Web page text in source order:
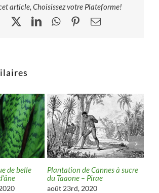
article, Choisissez votre Plateforme!
FacebookLinkedInWhatsApp
Pinterest
Email
de belle
Plantation de Cannes à sucre
du Taaone – Pirae
août 23rd, 2020